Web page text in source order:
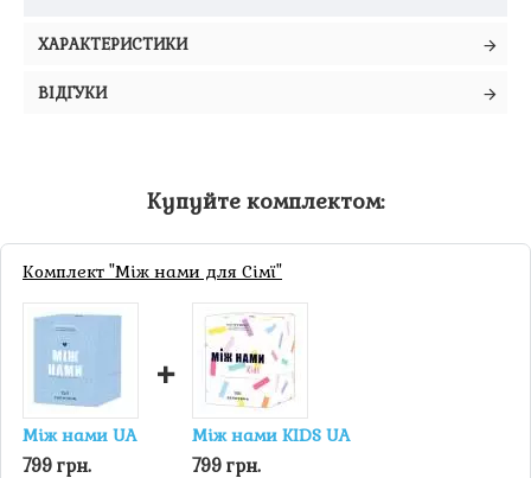
ХАРАКТЕРИСТИКИ
ВІДГУКИ
Купуйте комплектом:
Комплект "Між нами для Сімї"
Між нами UA
799 грн.
+
Між нами KIDS UA
799 грн.